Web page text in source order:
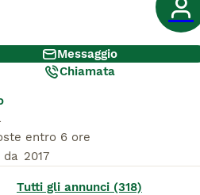
Messaggio
Chiamata
entro 6 ore
da 2017
Tutti gli annunci (318)